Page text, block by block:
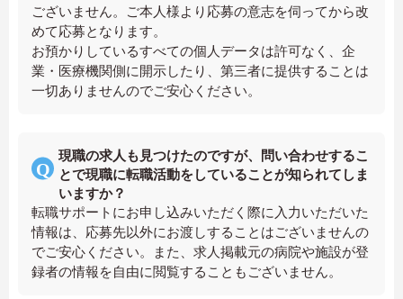
ございません。ご本人様より応募の意志を伺ってから改
めて応募となります。
お預かりしているすべての個人データは許可なく、企
業・医療機関側に開示したり、第三者に提供することは
一切ありませんのでご安心ください。
現職の求人も見つけたのですが、問い合わせするこ
とで現職に転職活動をしていることが知られてしま
いますか？
転職サポートにお申し込みいただく際に入力いただいた
情報は、応募先以外にお渡しすることはございませんの
でご安心ください。また、求人掲載元の病院や施設が登
録者の情報を自由に閲覧することもございません。